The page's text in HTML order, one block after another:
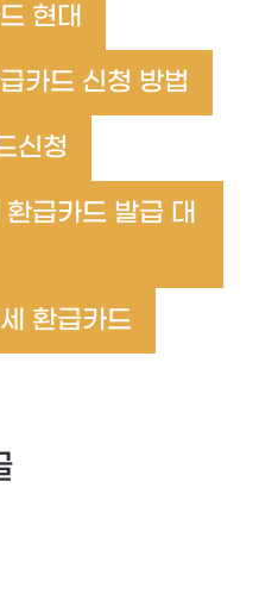
현대
카드 신청 방법
신청
급카드 발급 대
환급카드